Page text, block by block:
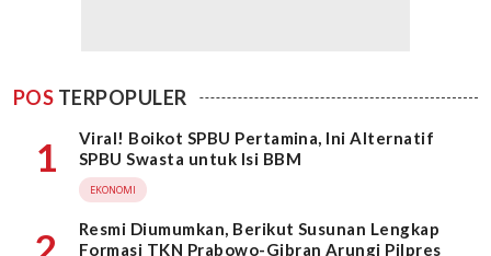
POS TERPOPULER
1
Viral! Boikot SPBU Pertamina, Ini Alternatif
SPBU Swasta untuk Isi BBM
EKONOMI
Resmi Diumumkan, Berikut Susunan Lengkap
Formasi TKN Prabowo-Gibran Arungi Pilpres